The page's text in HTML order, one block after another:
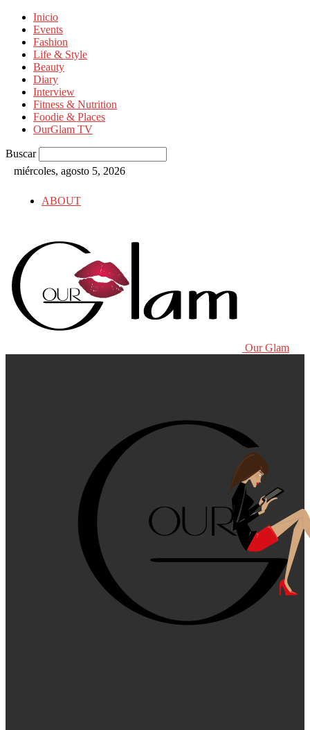
Inicio
Events
Fashion
Life & Style
Beauty
Diary
Interview
Fitness & Nutrition
Foodie & Places
OurGlam TV
Buscar
miércoles, agosto 5, 2026
ABOUT
Our Glam